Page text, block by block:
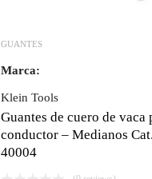
GUANTES
Marca:
Klein Tools
Guantes de cuero de vaca
conductor – Medianos
40004